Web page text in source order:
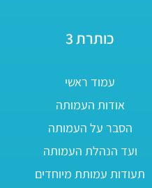
כותרת 3
עמוד ראשי
אודות העמותה
הסבר על העמותה
ועד הנהלת העמותה
תעודות עמותת מיוחדים